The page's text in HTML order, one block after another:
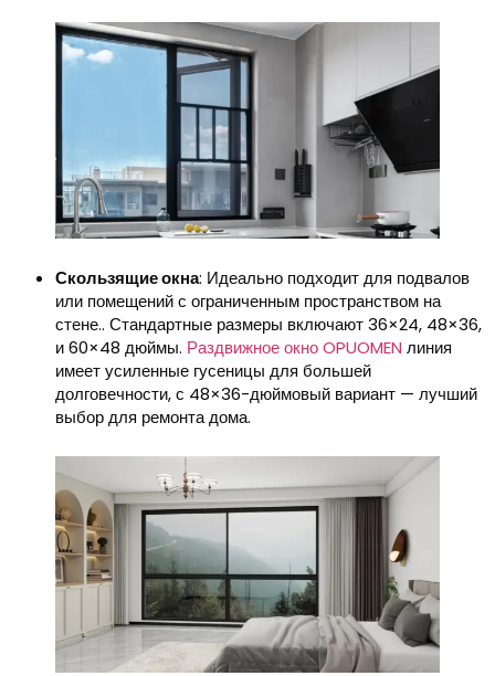
Скользящие окна: Идеально подходит для подвалов
или помещений с ограниченным пространством на
стене.. Стандартные размеры включают 36×24, 48×36,
и 60×48 дюймы. Раздвижное окно OPUOMEN линия
имеет усиленные гусеницы для большей
долговечности, с 48×36-дюймовый вариант — лучший
выбор для ремонта дома.